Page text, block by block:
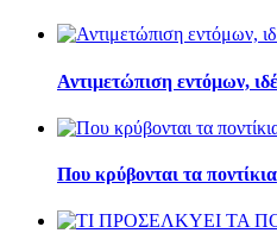
Αντιμετώπιση εντόμων,
Που κρύβονται τα ποντίκια